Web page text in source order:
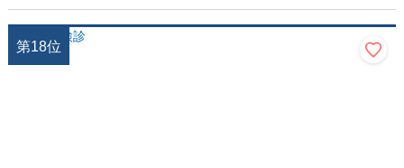
第18位